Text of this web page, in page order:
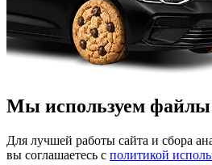
Мы используем файлы
Для лучшей работы сайта и сбора
вы соглашаетесь с политикой